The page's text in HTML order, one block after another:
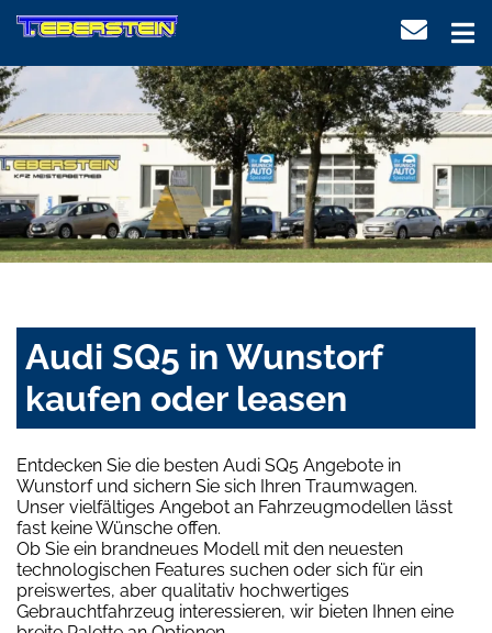
Audi SQ5 in Wunstorf
kaufen oder leasen
Entdecken Sie die besten Audi SQ5 Angebote in
Wunstorf und sichern Sie sich Ihren Traumwagen.
Unser vielfältiges Angebot an Fahrzeugmodellen lässt
fast keine Wünsche offen.
Ob Sie ein brandneues Modell mit den neuesten
technologischen Features suchen oder sich für ein
preiswertes, aber qualitativ hochwertiges
Gebrauchtfahrzeug interessieren, wir bieten Ihnen eine